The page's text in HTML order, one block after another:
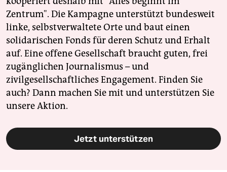
Zentrum". Die Kampagne unterstützt bundesweit
linke, selbstverwaltete Orte und baut einen
solidarischen Fonds für deren Schutz und Erhalt
auf. Eine offene Gesellschaft braucht guten, frei
zugänglichen Journalismus – und
zivilgesellschaftliches Engagement. Finden Sie
auch? Dann machen Sie mit und unterstützen Sie
unsere Aktion.
Jetzt unterstützen